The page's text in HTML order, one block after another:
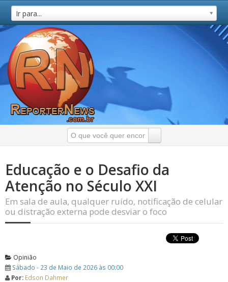
Ir para...
Educação e o Desafio da
Atenção no Século XXI
Em sala de aula, qualquer ruído, notificação de celular
ou distração externa pode desviar o foco
Opinião
Sábado - 23 de Maio de 2026 às 00:00
Por: Edson Dahmer